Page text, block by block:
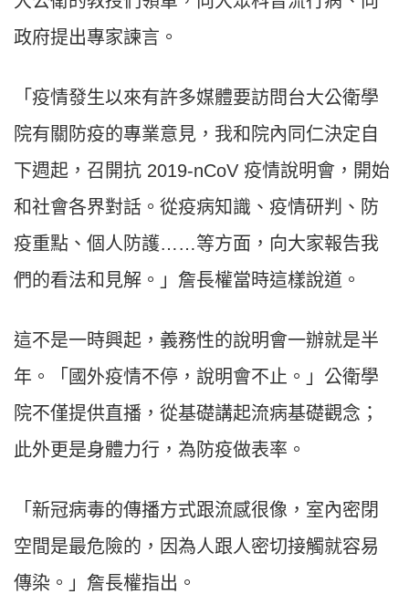
政府提出專家諫言。
「疫情發生以來有許多媒體要訪問台大公衛學
院有關防疫的專業意見，我和院內同仁決定自
下週起，召開抗 2019-nCoV 疫情說明會，開始
和社會各界對話。從疫病知識、疫情研判、防
疫重點、個人防護……等方面，向大家報告我
們的看法和見解。」詹長權當時這樣說道。
這不是一時興起，義務性的說明會一辦就是半
年。「國外疫情不停，說明會不止。」公衛學
院不僅提供直播，從基礎講起流病基礎觀念；
此外更是身體力行，為防疫做表率。
「新冠病毒的傳播方式跟流感很像，室內密閉
空間是最危險的，因為人跟人密切接觸就容易
傳染。」詹長權指出。